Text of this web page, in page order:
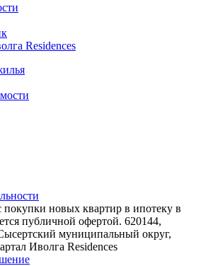
Residences
новых квартир в ипотеку в
публичной офертой. 620144,
муниципальный округ,
Иволга Residences